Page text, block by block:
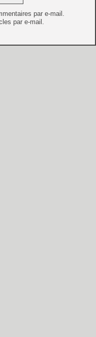
par e-mail.
par e-mail.